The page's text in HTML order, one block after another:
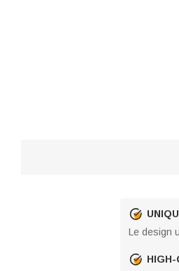
Le design